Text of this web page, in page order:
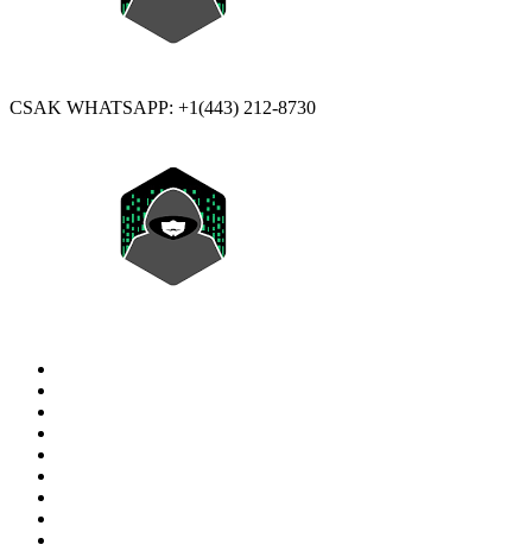
CSAK WHATSAPP: +1(443) 212-8730